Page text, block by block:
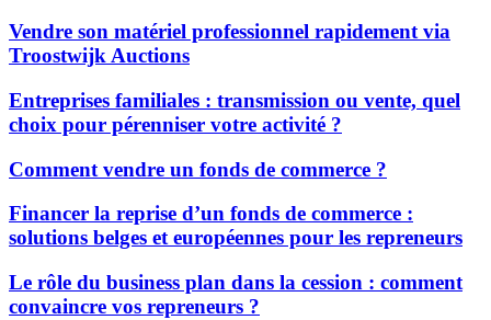
Vendre son matériel professionnel rapidement via
Troostwijk Auctions
Entreprises familiales : transmission ou vente, quel
choix pour pérenniser votre activité ?
Comment vendre un fonds de commerce ?
Financer la reprise d’un fonds de commerce :
solutions belges et européennes pour les repreneurs
Le rôle du business plan dans la cession : comment
convaincre vos repreneurs ?